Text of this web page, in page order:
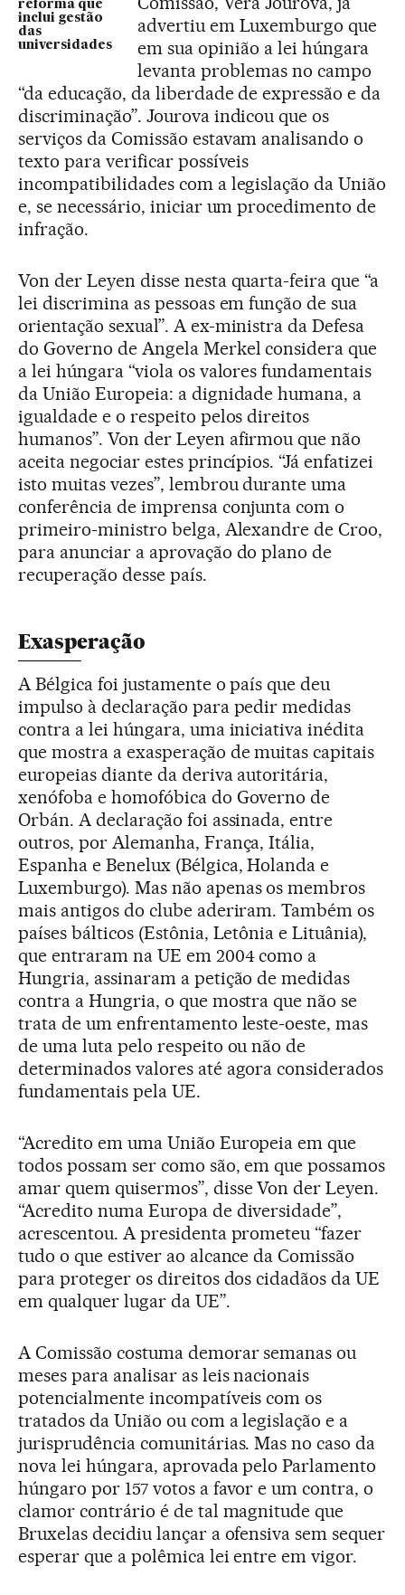
reforma que
inclui gestão
das
universidades
advertiu em Luxemburgo que
em sua opinião a lei húngara
levanta problemas no campo
“da educação, da liberdade de expressão e da
discriminação”. Jourova indicou que os
serviços da Comissão estavam analisando o
texto para verificar possíveis
incompatibilidades com a legislação da União
e, se necessário, iniciar um procedimento de
infração.
Von der Leyen disse nesta quarta-feira que “a
lei discrimina as pessoas em função de sua
orientação sexual”. A ex-ministra da Defesa
do Governo de Angela Merkel considera que
a lei húngara “viola os valores fundamentais
da União Europeia: a dignidade humana, a
igualdade e o respeito pelos direitos
humanos”. Von der Leyen afirmou que não
aceita negociar estes princípios. “Já enfatizei
isto muitas vezes”, lembrou durante uma
conferência de imprensa conjunta com o
primeiro-ministro belga, Alexandre de Croo,
para anunciar a aprovação do plano de
recuperação desse país.
Exasperação
A Bélgica foi justamente o país que deu
impulso à declaração para pedir medidas
contra a lei húngara, uma iniciativa inédita
que mostra a exasperação de muitas capitais
europeias diante da deriva autoritária,
xenófoba e homofóbica do Governo de
Orbán. A declaração foi assinada, entre
outros, por Alemanha, França, Itália,
Espanha e Benelux (Bélgica, Holanda e
Luxemburgo). Mas não apenas os membros
mais antigos do clube aderiram. Também os
países bálticos (Estônia, Letônia e Lituânia),
que entraram na UE em 2004 como a
Hungria, assinaram a petição de medidas
contra a Hungria, o que mostra que não se
trata de um enfrentamento leste-oeste, mas
de uma luta pelo respeito ou não de
determinados valores até agora considerados
fundamentais pela UE.
“Acredito em uma União Europeia em que
todos possam ser como são, em que possamos
amar quem quisermos”, disse Von der Leyen.
“Acredito numa Europa de diversidade”,
acrescentou. A presidenta prometeu “fazer
tudo o que estiver ao alcance da Comissão
para proteger os direitos dos cidadãos da UE
em qualquer lugar da UE”.
A Comissão costuma demorar semanas ou
meses para analisar as leis nacionais
potencialmente incompatíveis com os
tratados da União ou com a legislação e a
jurisprudência comunitárias. Mas no caso da
nova lei húngara, aprovada pelo Parlamento
húngaro por 157 votos a favor e um contra, o
clamor contrário é de tal magnitude que
Bruxelas decidiu lançar a ofensiva sem sequer
esperar que a polêmica lei entre em vigor.